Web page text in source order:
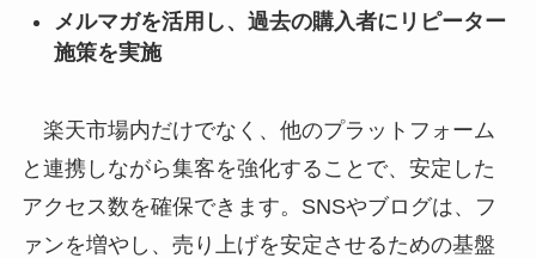
メルマガを活用し、過去の購入者にリピーター
施策を実施
楽天市場内だけでなく、他のプラットフォーム
と連携しながら集客を強化することで、安定した
アクセス数を確保できます。SNSやブログは、フ
ァンを増やし、売り上げを安定させるための基盤